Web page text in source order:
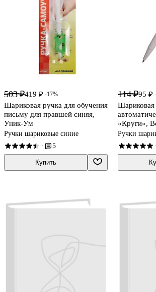
503 ₽419 ₽ -17%
Шариковая ручка для обучения
письму для правшей синяя,
Уник-Ум
Ручки шариковые синие
· 5
Купить
114 ₽95 ₽
Шариковая
«Круги»,
Ручки
·